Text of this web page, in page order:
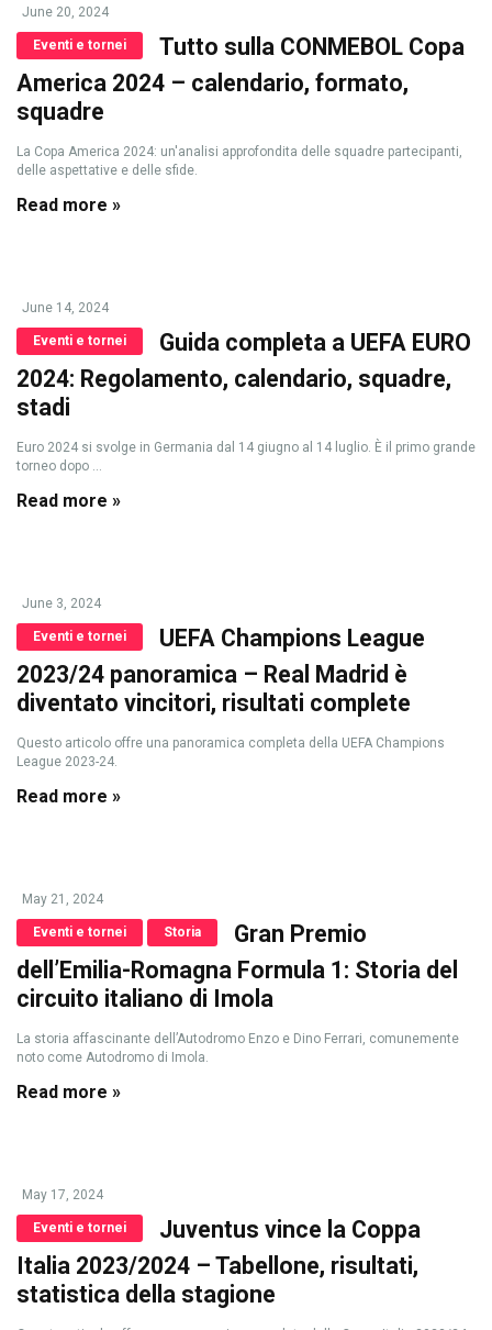
June 20, 2024
Eventi e tornei
Tutto sulla CONMEBOL Copa
America 2024 – calendario, formato,
squadre
La Copa America 2024: un'analisi approfondita delle squadre partecipanti,
delle aspettative e delle sfide.
Read more »
June 14, 2024
Eventi e tornei
Guida completa a UEFA EURO
2024: Regolamento, calendario, squadre,
stadi
Euro 2024 si svolge in Germania dal 14 giugno al 14 luglio. È il primo grande
torneo dopo ...
Read more »
June 3, 2024
Eventi e tornei
UEFA Champions League
2023/24 panoramica – Real Madrid è
diventato vincitori, risultati complete
Questo articolo offre una panoramica completa della UEFA Champions
League 2023-24.
Read more »
May 21, 2024
Eventi e tornei Storia
Gran Premio
dell’Emilia-Romagna Formula 1: Storia del
circuito italiano di Imola
La storia affascinante dell’Autodromo Enzo e Dino Ferrari, comunemente
noto come Autodromo di Imola.
Read more »
May 17, 2024
Eventi e tornei
Juventus vince la Coppa
Italia 2023/2024 – Tabellone, risultati,
statistica della stagione